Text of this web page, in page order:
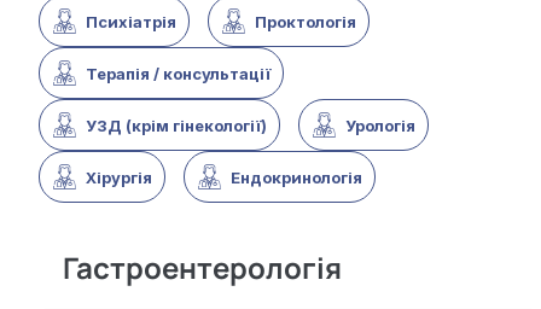
Психіатрія Проктологія
Терапія / консультації
УЗД (крім гінекології) Урологія
Хірургія Ендокринологія
Гастроентерологія